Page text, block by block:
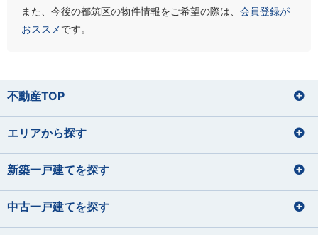
また、今後の都筑区の物件情報をご希望の際は、 会員登録が
おススメです。
不動産TOP
エリアから探す
新築一戸建てを探す
中古一戸建てを探す